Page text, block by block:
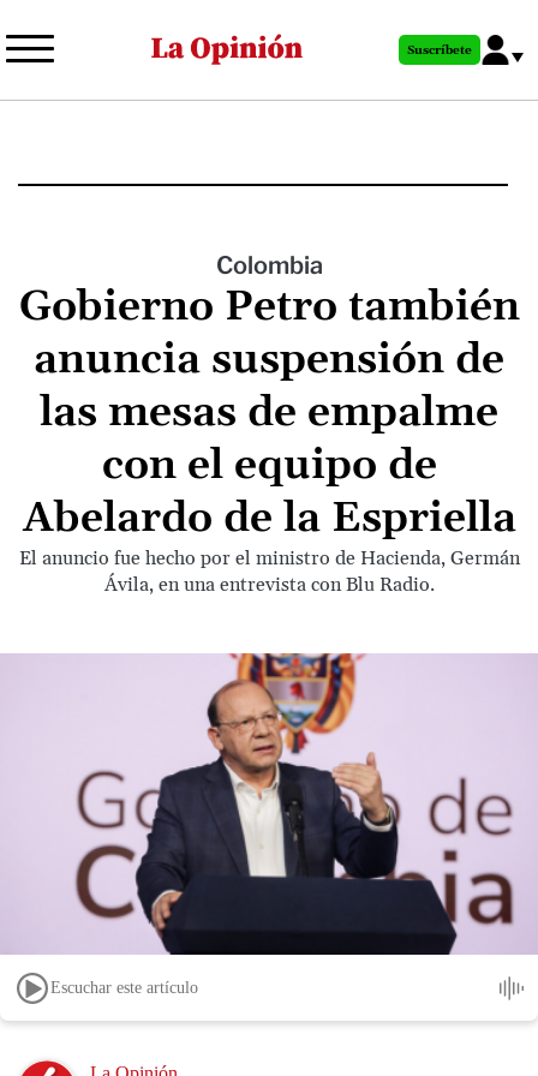
al
principal
Suscríbete
Colombia
Gobierno Petro también
anuncia suspensión de
las mesas de empalme
con el equipo de
Abelardo de la Espriella
El anuncio fue hecho por el ministro de Hacienda, Germán
Ávila, en una entrevista con Blu Radio.
Escuchar este artículo